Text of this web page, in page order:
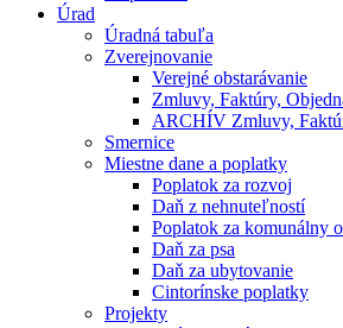
Úrad
Úradná tabuľa
Zverejnovanie
Verejné obstarávanie
Zmluvy, Faktúry,
ARCHÍV Zmluvy,
Smernice
Miestne dane a poplatky
Poplatok za rozvoj
Daň z nehnuteľností
Poplatok za komunálny
Daň za psa
Daň za ubytovanie
Cintorínske poplatky
Projekty